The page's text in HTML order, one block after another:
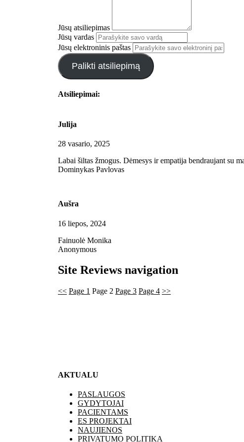
Jūsų atsiliepimas
Jūsų vardas
Jūsų elektroninis paštas
Palikti atsiliepimą
Atsiliepimai:
Julija
28 vasario, 2025
Labai šiltas žmogus. Dėmesys ir empatija bendraujant su
Dominykas Pavlovas
Aušra
16 liepos, 2024
Fainuolė Monika
Anonymous
Site Reviews navigation
<< Page 1 Page 2 Page 3 Page 4 >>
AKTUALU
PASLAUGOS
GYDYTOJAI
PACIENTAMS
ES PROJEKTAI
NAUJIENOS
PRIVATUMO POLITIKA